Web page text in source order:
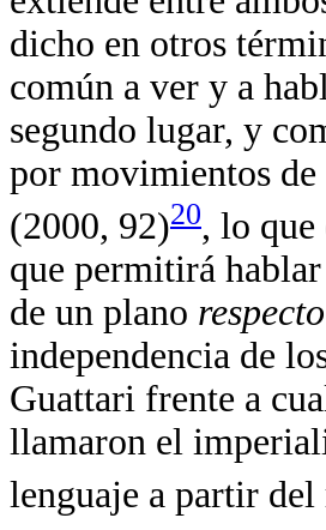
dicho en otros
común a ver y a
segundo lugar, y
por movimientos
(2000, 92)20, lo que
que permitirá
de un plano respecto
independencia de
Guattari frente a
llamaron el
lenguaje a partir